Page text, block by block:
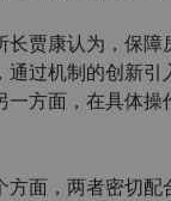
贾康认为，保障
过机制的创新引
方面，在具体操
面，两者密切